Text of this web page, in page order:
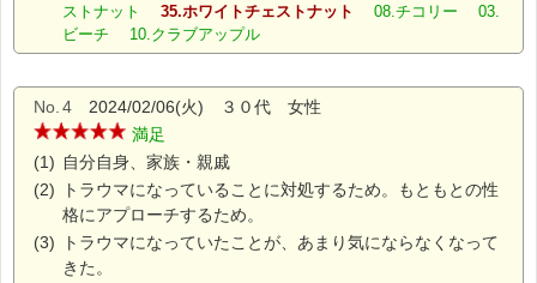
ストナット 35.ホワイトチェストナット
08.チコリー 03.
ビーチ 10.クラブアップル
No. 4 2024/02/06(火) ３０代 女性
満足
(1) 自分自身、家族・親戚
(2)
トラウマになっていることに対処するため。もともとの性
格にアプローチするため。
(3)
トラウマになっていたことが、あまり気にならなくなって
きた。